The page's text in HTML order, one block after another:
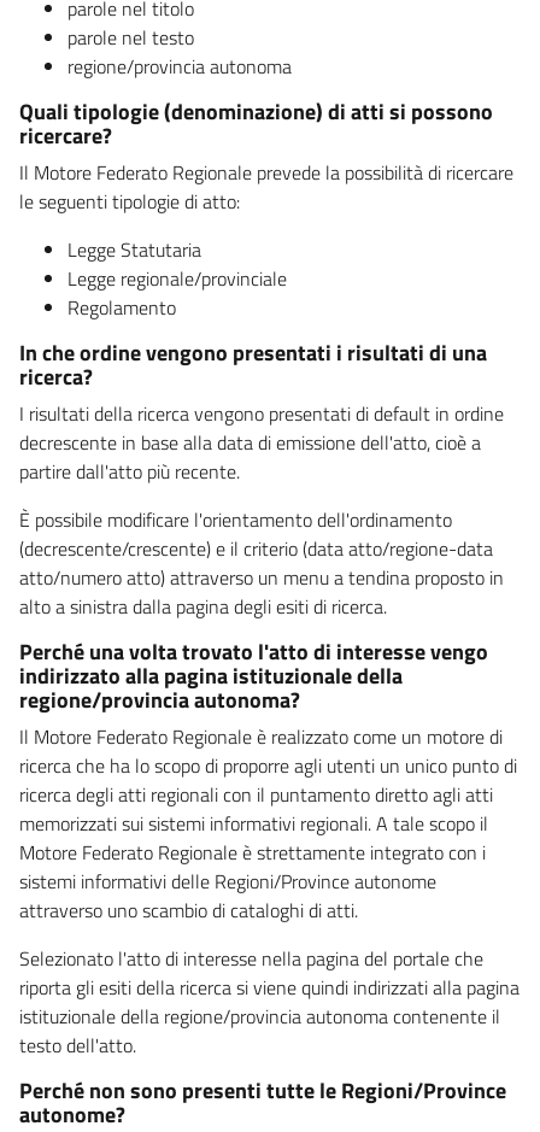
parole nel titolo
parole nel testo
regione/provincia autonoma
Quali tipologie (denominazione) di atti si possono
ricercare?
Il Motore Federato Regionale prevede la possibilità di ricercare
le seguenti tipologie di atto:
Legge Statutaria
Legge regionale/provinciale
Regolamento
In che ordine vengono presentati i risultati di una
ricerca?
I risultati della ricerca vengono presentati di default in ordine
decrescente in base alla data di emissione dell'atto, cioè a
partire dall'atto più recente.
È possibile modificare l'orientamento dell'ordinamento
(decrescente/crescente) e il criterio (data atto/regione-data
atto/numero atto) attraverso un menu a tendina proposto in
alto a sinistra dalla pagina degli esiti di ricerca.
Perché una volta trovato l'atto di interesse vengo
indirizzato alla pagina istituzionale della
regione/provincia autonoma?
Il Motore Federato Regionale è realizzato come un motore di
ricerca che ha lo scopo di proporre agli utenti un unico punto di
ricerca degli atti regionali con il puntamento diretto agli atti
memorizzati sui sistemi informativi regionali. A tale scopo il
Motore Federato Regionale è strettamente integrato con i
sistemi informativi delle Regioni/Province autonome
attraverso uno scambio di cataloghi di atti.
Selezionato l'atto di interesse nella pagina del portale che
riporta gli esiti della ricerca si viene quindi indirizzati alla pagina
istituzionale della regione/provincia autonoma contenente il
testo dell'atto.
Perché non sono presenti tutte le Regioni/Province
autonome?